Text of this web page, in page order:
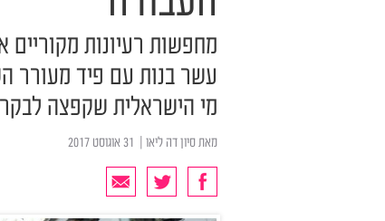
מחפשות רעיונות
עשר בנות עם פיד מעורר
מי הישראלית שקפצה
מאתסיון דה ליאו